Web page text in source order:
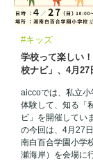
#キッズ
学校って楽しい
校ナビ」、4月27
aiccoでは、私立小
体験して、知る「
ビ」を開催してい
の今回は、4月27
南白百合学園小学
瀬海岸）を会場に